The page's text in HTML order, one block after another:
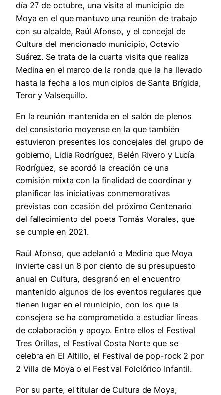
día 27 de octubre, una visita al municipio de
Moya en el que mantuvo una reunión de trabajo
con su alcalde, Raúl Afonso, y el concejal de
Cultura del mencionado municipio, Octavio
Suárez. Se trata de la cuarta visita que realiza
Medina en el marco de la ronda que la ha llevado
hasta la fecha a los municipios de Santa Brígida,
Teror y Valsequillo.
En la reunión mantenida en el salón de plenos
del consistorio moyense en la que también
estuvieron presentes los concejales del grupo de
gobierno, Lidia Rodríguez, Belén Rivero y Lucía
Rodríguez, se acordó la creación de una
comisión mixta con la finalidad de coordinar y
planificar las iniciativas conmemorativas
previstas con ocasión del próximo Centenario
del fallecimiento del poeta Tomás Morales, que
se cumple en 2021.
Raúl Afonso, que adelantó a Medina que Moya
invierte casi un 8 por ciento de su presupuesto
anual en Cultura, desgranó en el encuentro
mantenido algunos de los eventos regulares que
tienen lugar en el municipio, con los que la
consejera se ha comprometido a estudiar líneas
de colaboración y apoyo. Entre ellos el Festival
Tres Orillas, el Festival Costa Norte que se
celebra en El Altillo, el Festival de pop-rock 2 por
2 Villa de Moya o el Festival Folclórico Infantil.
Por su parte, el titular de Cultura de Moya,